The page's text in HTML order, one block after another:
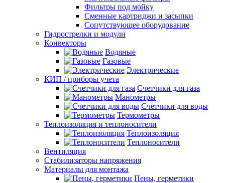
Фильтры под мойку
Сменные картриджи и засыпки
Сопутствующее оборудование
Гидрострелки и модули
Конвекторы
Водяные
Газовые
Электрические
КИП / приборы учета
Счетчики для газа
Манометры
Счетчики для воды
Термометры
Теплоизоляция и теплоносители
Теплоизоляция
Теплоносители
Вентиляция
Стабилизаторы напряжения
Материалы для монтажа
Пены, герметики